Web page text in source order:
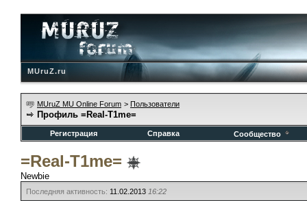
MUruZ.ru
MUruZ MU Online Forum > Пользователи
Профиль =Real-T1me=
Регистрация Справка Сообщество
=Real-T1me=
Newbie
Последняя активность: 11.02.2013 16:22